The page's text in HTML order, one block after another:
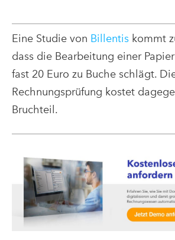
Eine Studie von Billentis kommt
dass die Bearbeitung einer
fast 20 Euro zu Buche schlägt.
Rechnungsprüfung kostet
Bruchteil.